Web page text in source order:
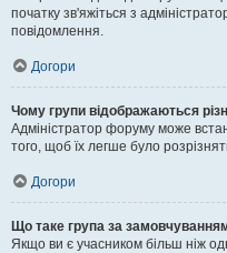
початку зв'яжіться з
повідомлення.
Догори
Чому групи відображаються
Адміністратор форуму може
того, щоб їх легше було
Догори
Що таке група за
Якщо ви є учасником більш ніж